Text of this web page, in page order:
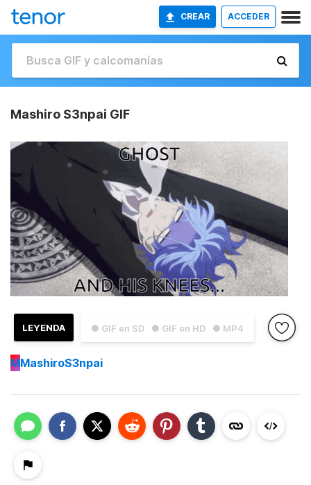
CREAR ACCEDER
Mashiro S3npai GIF
● GIF en SD ● GIF en HD ● MP4
LEYENDA
MMashiroS3npai